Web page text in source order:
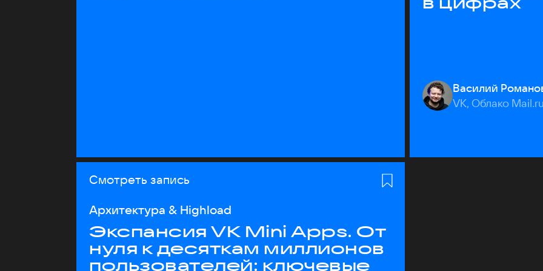
Василий
VK, Облако Mail.ru
Смотреть запись
Архитектура & Highload
Экспансия VK Mini Apps. От
нуля к десяткам миллионов
пользователей: ключевые